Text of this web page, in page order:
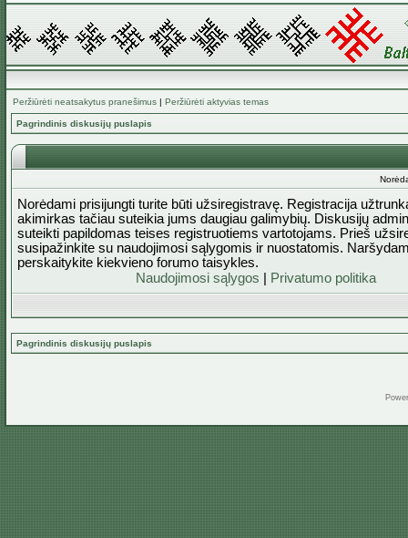
Peržiūrėti neatsakytus pranešimus | Peržiūrėti aktyvias temas
Pagrindinis diskusijų puslapis
Norėdami prisijungti turite būti užsiregistravę. Registracija
akimirkas tačiau suteikia jums daugiau galimybių. Diskusijų
suteikti papildomas teises registruotiems vartotojams. Prieš
susipažinkite su naudojimosi sąlygomis ir nuostatomis.
perskaitykite kiekvieno forumo taisykles.
Naudojimosi sąlygos
Privatumo politika
Pagrindinis diskusijų puslapis